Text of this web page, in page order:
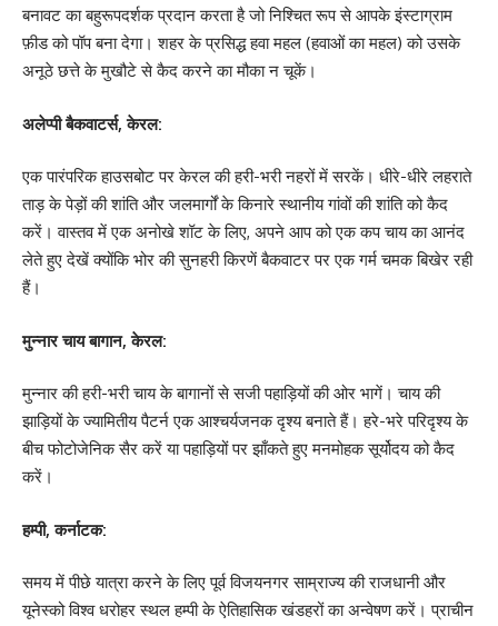
बनावट का बहुरूपदर्शक प्रदान करता है जो निश्चित रूप से आपके इंस्टाग्राम
फ़ीड को पॉप बना देगा। शहर के प्रसिद्ध हवा महल (हवाओं का महल) को उसके
अनूठे छत्ते के मुखौटे से कैद करने का मौका न चूकें।
अलेप्पी बैकवाटर्स, केरल:
एक पारंपरिक हाउसबोट पर केरल की हरी-भरी नहरों में सरकें। धीरे-धीरे लहराते
ताड़ के पेड़ों की शांति और जलमार्गों के किनारे स्थानीय गांवों की शांति को कैद
करें। वास्तव में एक अनोखे शॉट के लिए, अपने आप को एक कप चाय का आनंद
लेते हुए देखें क्योंकि भोर की सुनहरी किरणें बैकवाटर पर एक गर्म चमक बिखेर रही
हैं।
मुन्नार चाय बागान, केरल:
मुन्नार की हरी-भरी चाय के बागानों से सजी पहाड़ियों की ओर भागें। चाय की
झाड़ियों के ज्यामितीय पैटर्न एक आश्चर्यजनक दृश्य बनाते हैं। हरे-भरे परिदृश्य के
बीच फोटोजेनिक सैर करें या पहाड़ियों पर झाँकते हुए मनमोहक सूर्योदय को कैद
करें।
हम्पी, कर्नाटक:
समय में पीछे यात्रा करने के लिए पूर्व विजयनगर साम्राज्य की राजधानी और
यूनेस्को विश्व धरोहर स्थल हम्पी के ऐतिहासिक खंडहरों का अन्वेषण करें। प्राचीन